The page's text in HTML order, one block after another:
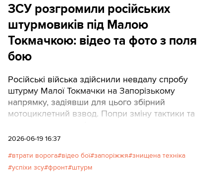
ЗСУ розгромили російських
штурмовиків під Малою
Токмачкою: відео та фото з поля
бою
Російські війська здійснили невдалу спробу
штурму Малої Токмачки на Запорізькому
напрямку, задіявши для цього збірний
мотоциклетний взвод. Попри зміну тактики та
розгрому, так і не діставшись до населеного
2026-06-19 16:37
втрати ворога відео бої запоріжжя знищена техніка
успіхи зсу фронт штурм